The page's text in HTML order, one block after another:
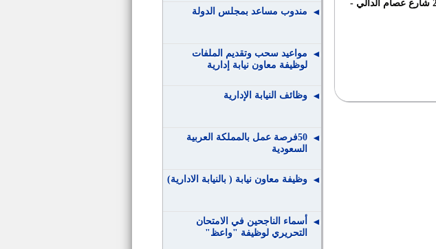
تسحب الطلبات من الامانه الفنية للمجلس الخاص بمجلس الدولة العنوان التالي 2 شارع عصام الدالي -
مندوب مساعد بمجلس الدولة
مواعيد سحب وتقديم الملفات
لوظيفة معاون نيابة إدارية
وظائف النيابة الإدارية
50فرصة عمل بالمملكة العربية
السعودية
وظيفة معاون نيابة ( بالنيابة الادارية)
أسماء الناجحين في الامتحان
التحريري لوظيفة "واعظ"